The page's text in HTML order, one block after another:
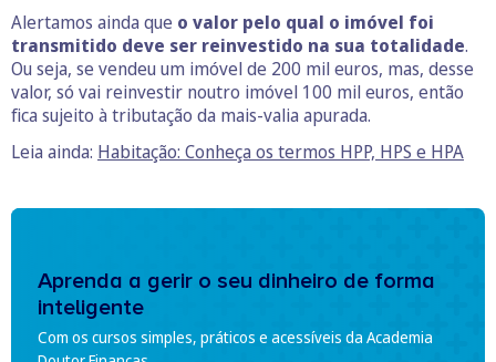
Alertamos ainda que o valor pelo qual o imóvel foi
transmitido deve ser reinvestido na sua totalidade.
Ou seja, se vendeu um imóvel de 200 mil euros, mas, desse
valor, só vai reinvestir noutro imóvel 100 mil euros, então
fica sujeito à tributação da mais-valia apurada.
Leia ainda: Habitação: Conheça os termos HPP, HPS e HPA
Aprenda a gerir o seu dinheiro de forma
inteligente
Com os cursos simples, práticos e acessíveis da Academia